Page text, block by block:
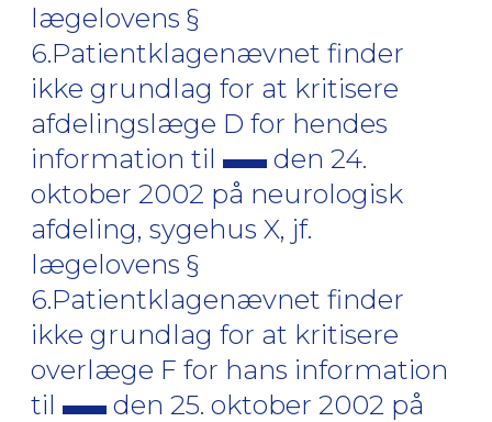
lægelovens §
6.Patientklagenævnet finder
ikke grundlag for at kritisere
afdelingslæge D for hendes
information til
den 24.
oktober 2002 på neurologisk
afdeling, sygehus X, jf.
lægelovens §
6.Patientklagenævnet finder
ikke grundlag for at kritisere
overlæge F for hans information
til
den 25. oktober 2002 på